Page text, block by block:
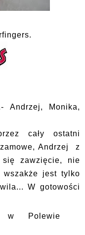
Andrzej, Monika,
cały ostatni
Andrzej z
się zawzięcie, nie
wszakże jest tylko
W gotowości
w Polewie